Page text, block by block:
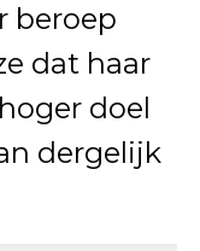
beroep
dat haar
doel
dergelijk